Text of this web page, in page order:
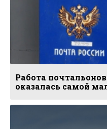
Работа
оказалась самой